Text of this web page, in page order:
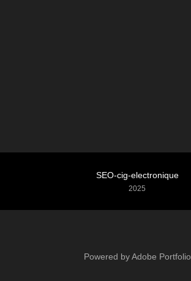
SEO-cig-electronique
2025
Powered byAdobe Portfolio